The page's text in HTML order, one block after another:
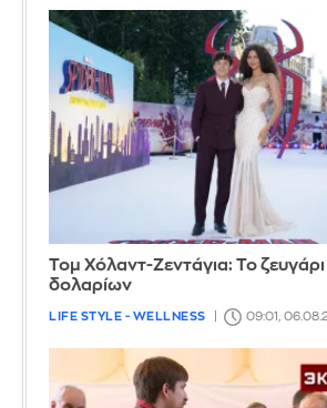
Τομ Χόλαντ-Ζεντάγια: Το ζευγάρι
δολαρίων
LIFE STYLE - WELLNESS 09:01,